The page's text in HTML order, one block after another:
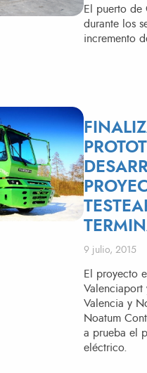
​El puerto de
durante los
incremento
Publicado el
9 julio, 2015
​El proyecto
Valenciaport
Valencia y
Noatum
a prueba el
eléctrico.